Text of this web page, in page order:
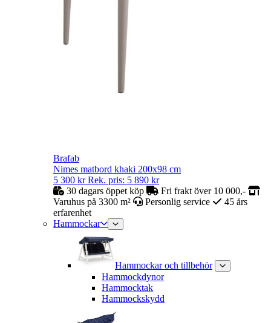
Brafab
Nimes matbord khaki 200x98 cm
5 300 kr Rek. pris: 5 890 kr
30 dagars öppet köp
Fri frakt över 10 000,-
Varuhus på 3300 m²
Personlig service
45 års
erfarenhet
Hammockar
Hammockar och tillbehör
Hammockdynor
Hammocktak
Hammockskydd